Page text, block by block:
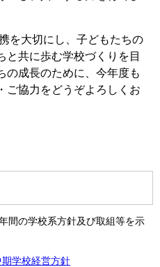
を大切にし、子どもたちの
と共に歩む学校づくりを目
の成長のために、今年度も
ご協力をどうぞよろしくお
間の学校系方針及び取組等を示
学校経営方針